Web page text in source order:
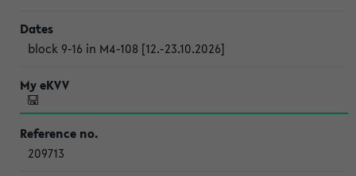
block 9-16 in M4-108 [12.-23.10.2026]
209713